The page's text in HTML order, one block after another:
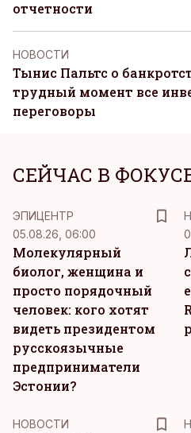
отчетности
НОВОСТИ
Тынис Пальтс о
трудный момент все
переговоры
СЕЙЧАС В
ЭПИЦЕНТР
05.08.26, 06:00
Молекулярный
биолог, женщина и
просто порядочный
человек: кого хотят
видеть президентом
русскоязычные
предприниматели
Эстонии?
НОВОСТИ